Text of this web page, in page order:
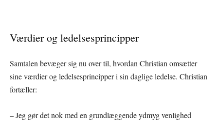
Værdier og ledelsesprincipper
Samtalen bevæger sig nu over til, hvordan Christian omsætter
sine værdier og ledelsesprincipper i sin daglige ledelse. Christian
fortæller:
– Jeg gør det nok med en grundlæggende ydmyg venlighed